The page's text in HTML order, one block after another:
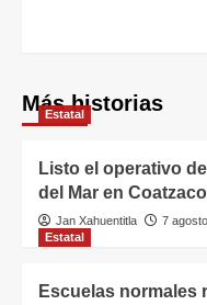
Más historias
Estatal
Listo el operativo
del Mar en
Jan Xahuentitla
7
Estatal
Escuelas normales